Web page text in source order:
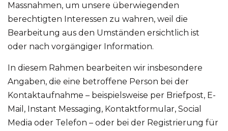
Massnahmen, um unsere überwiegenden
berechtigten Interessen zu wahren, weil die
Bearbeitung aus den Umständen ersichtlich ist
oder nach vorgängiger Information.
In diesem Rahmen bearbeiten wir insbesondere
Angaben, die eine betroffene Person bei der
Kontaktaufnahme – beispielsweise per Briefpost, E-
Mail, Instant Messaging, Kontaktformular, Social
Media oder Telefon – oder bei der Registrierung für